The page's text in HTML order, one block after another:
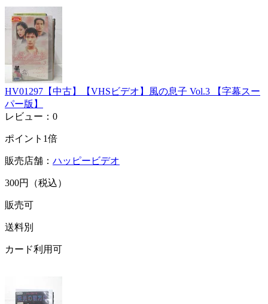
HV01297【中古】【VHSビデオ】風の息子 Vol.3 【字幕スー
パー版】
レビュー：0
ポイント1倍
販売店舗： ハッピービデオ
300円（税込）
販売可
送料別
カード利用可